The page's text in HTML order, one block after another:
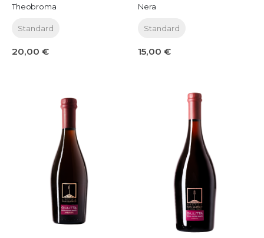
Theobroma
Standard
20,00 €
Nera
Standard
15,00 €